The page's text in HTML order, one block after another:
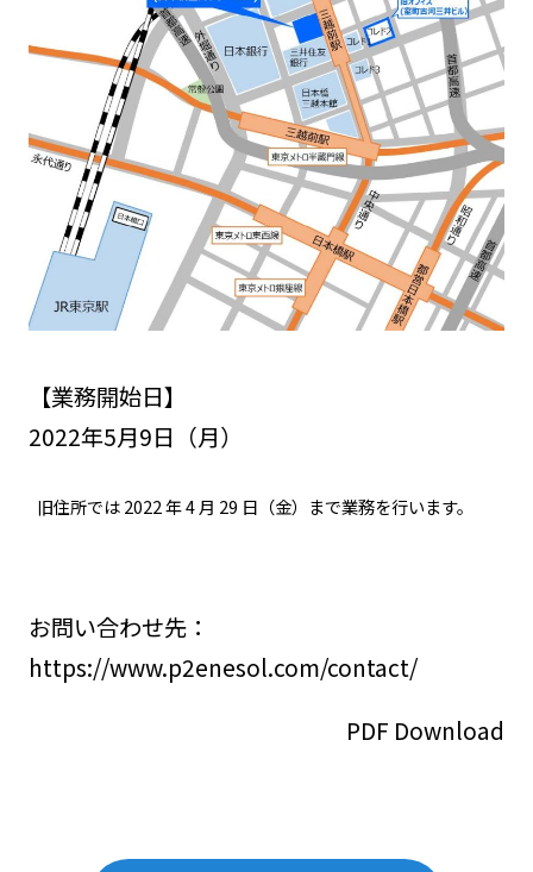
【業務開始日】
2022年5月9日（月）
旧住所では 2022 年 4 月 29 日（金）まで業務を行います。
お問い合わせ先：
https://www.p2enesol.com/contact/
PDF Download